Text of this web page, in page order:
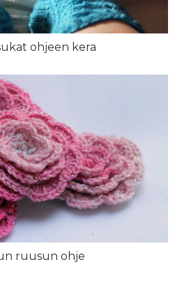
ohjeen kera
ruusun ohje